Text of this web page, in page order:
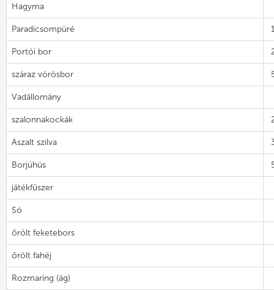
Hagyma
Paradicsompüré
Portói bor
száraz vörösbor
Vadállomány
szalonnakockák
Aszalt szilva
Borjúhús
játékfűszer
Só
őrölt feketebors
őrölt fahéj
Rozmaring (ág)